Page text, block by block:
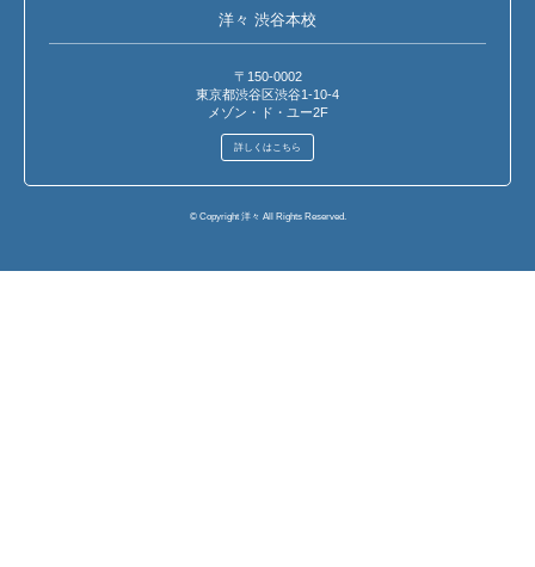
洋々 渋谷本校
〒150-0002
東京都渋谷区渋谷1-10-4
メゾン・ド・ユー2F
詳しくはこちら
© Copyright 洋々 All Rights Reserved.